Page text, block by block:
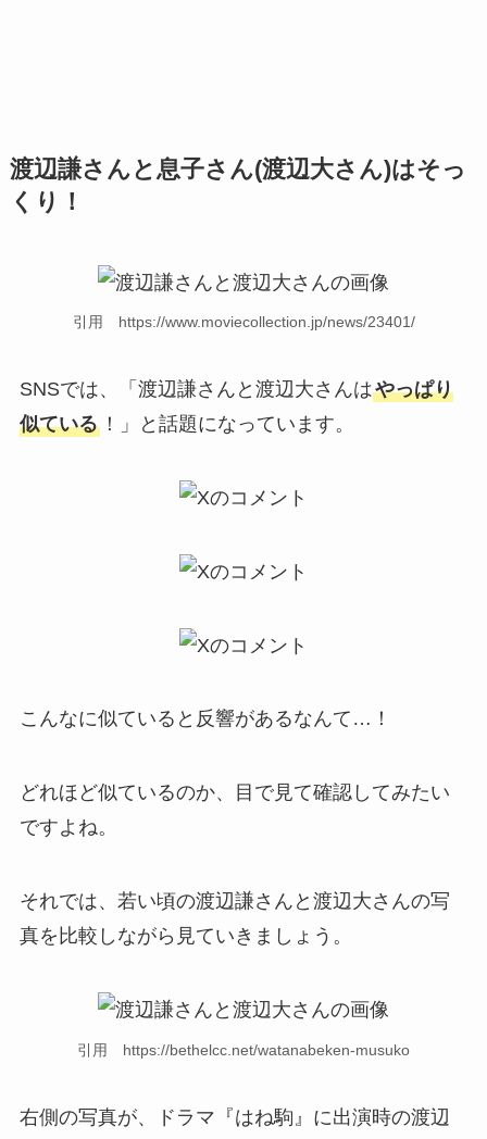
渡辺謙さんと息子さん(渡辺大さん)はそっ
くり！
引用 https://www.moviecollection.jp/news/23401/
SNSでは、「渡辺謙さんと渡辺大さんはやっぱり
似ている！」と話題になっています。
こんなに似ていると反響があるなんて…！
どれほど似ているのか、目で見て確認してみたい
ですよね。
それでは、若い頃の渡辺謙さんと渡辺大さんの写
真を比較しながら見ていきましょう。
引用 https://bethelcc.net/watanabeken-musuko
右側の写真が、ドラマ『はね駒』に出演時の渡辺